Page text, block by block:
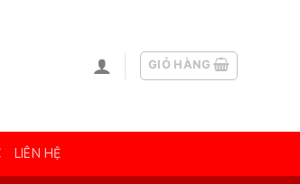
GIỎ HÀNG
LIÊN HỆ